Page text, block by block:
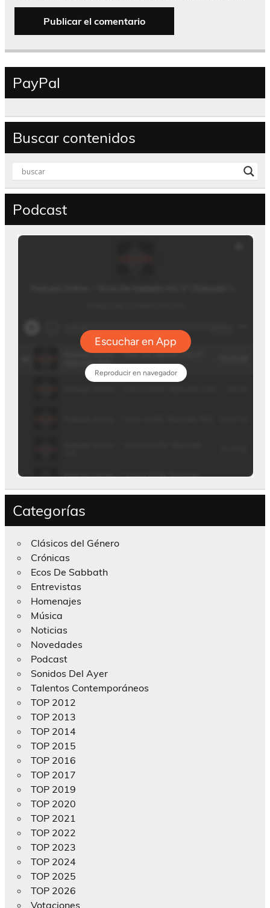
PayPal
Buscar contenidos
Podcast
Categorías
Clásicos del Género
Crónicas
Ecos De Sabbath
Entrevistas
Homenajes
Música
Noticias
Novedades
Podcast
Sonidos Del Ayer
Talentos Contemporáneos
TOP 2012
TOP 2013
TOP 2014
TOP 2015
TOP 2016
TOP 2017
TOP 2019
TOP 2020
TOP 2021
TOP 2022
TOP 2023
TOP 2024
TOP 2025
TOP 2026
Votaciones